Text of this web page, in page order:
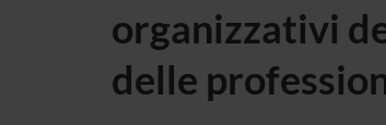
organizzativi
delle